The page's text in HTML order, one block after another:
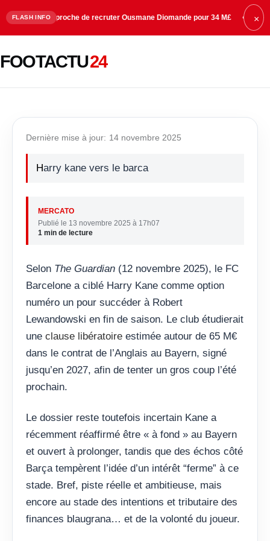
FLASH INFO
proche de recruter Ousmane Diomande pour 34 M£ 08:47Manchester
×
FOOTACTU24
Le Barça fait de Kane sa priorité
Dernière mise à jour: 14 novembre 2025
harry kane vers le barca
MERCATO
Publié le 13 novembre 2025 à 17h07
1 min de lecture
Selon The Guardian (12 novembre 2025), le FC
Barcelone a ciblé Harry Kane comme option
numéro un pour succéder à Robert
Lewandowski en fin de saison. Le club étudierait
une clause libératoire estimée autour de 65 M€
dans le contrat de l’Anglais au Bayern, signé
jusqu’en 2027, afin de tenter un gros coup l’été
prochain.
Le dossier reste toutefois incertain Kane a
récemment réaffirmé être « à fond » au Bayern
et ouvert à prolonger, tandis que des échos côté
Barça tempèrent l’idée d’un intérêt “ferme” à ce
stade. Bref, piste réelle et ambitieuse, mais
encore au stade des intentions et tributaire des
finances blaugrana… et de la volonté du joueur.